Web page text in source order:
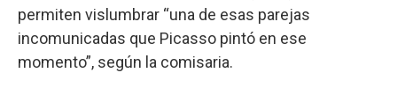
permiten vislumbrar “una de esas parejas
incomunicadas que Picasso pintó en ese
momento”, según la comisaria.